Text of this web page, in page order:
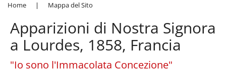
Home | Mappa del Sito
Apparizioni di Nostra Signora
a Lourdes, 1858, Francia
"Io sono l'Immacolata Concezione"